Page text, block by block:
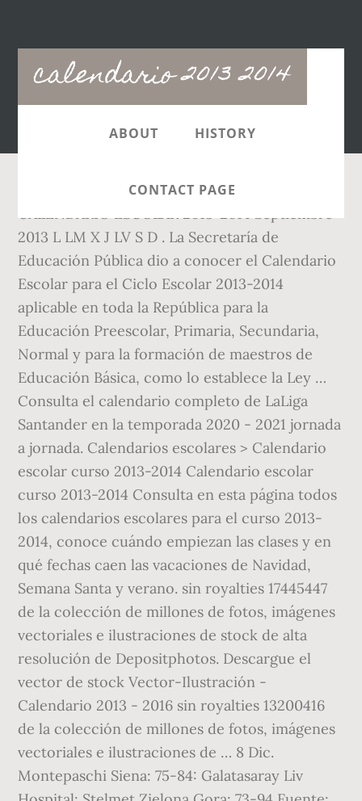
calendario 2013 2014
Main
navigation
ABOUT HISTORY
CONTACT PAGE
CALENDARIO ESCOLAR 2013-2014 Septiembre
2013 L LM X J LV S D . La Secretaría de
Educación Pública dio a conocer el Calendario
Escolar para el Ciclo Escolar 2013-2014
aplicable en toda la República para la
Educación Preescolar, Primaria, Secundaria,
Normal y para la formación de maestros de
Educación Básica, como lo establece la Ley …
Consulta el calendario completo de LaLiga
Santander en la temporada 2020 - 2021 jornada
a jornada. Calendarios escolares > Calendario
escolar curso 2013-2014 Calendario escolar
curso 2013-2014 Consulta en esta página todos
los calendarios escolares para el curso 2013-
2014, conoce cuándo empiezan las clases y en
qué fechas caen las vacaciones de Navidad,
Semana Santa y verano. sin royalties 17445447
de la colección de millones de fotos, imágenes
vectoriales e ilustraciones de stock de alta
resolución de Depositphotos. Descargue el
vector de stock Vector-Ilustración -
Calendario 2013 - 2016 sin royalties 13200416
de la colección de millones de fotos, imágenes
vectoriales e ilustraciones de … 8 Dic.
Montepaschi Siena: 75-84: Galatasaray Liv